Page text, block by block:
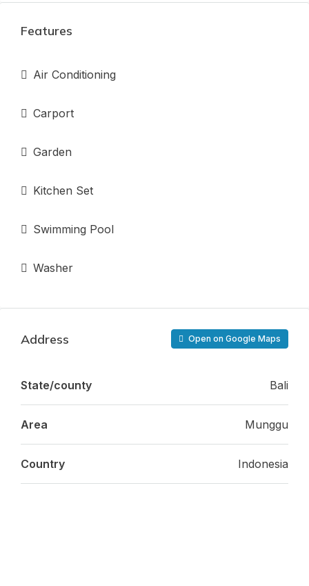
Features
Air Conditioning
Carport
Garden
Kitchen Set
Swimming Pool
Washer
Address Open on Google Maps
State/county Bali
Area Munggu
Country Indonesia